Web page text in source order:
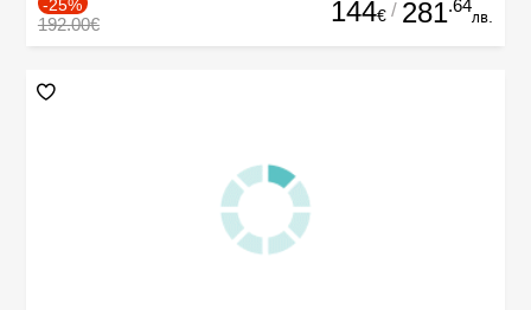
-25%
192.00€ 144€ / 281.64
лв.